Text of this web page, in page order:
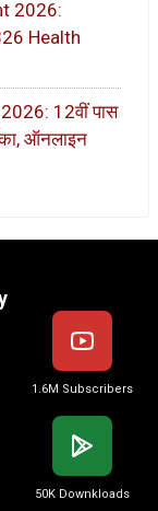
2026:
Health
12वीं पास
ऑनलाइन
1.6M Subscribers
50K Downkloads